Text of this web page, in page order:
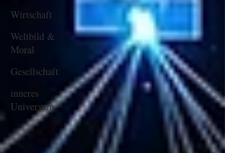
Wirtschaft
Weltbild &
Moral
Gesellschaft
inneres
Universum